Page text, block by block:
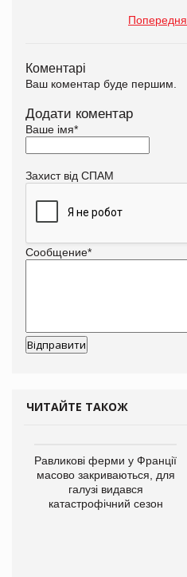
Попередня
Коментарі
Ваш коментар буде першим.
Додати коментар
Ваше імя*
Захист від СПАМ
Сообщение*
ЧИТАЙТЕ ТАКОЖ
Равликові ферми у Франції
масово закриваються, для
галузі видався
катастрофічний сезон